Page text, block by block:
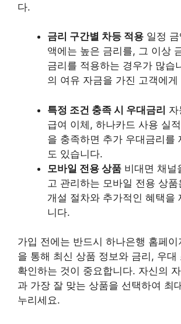
다.
금리 구간별 차등 적용 일정
액에는 높은 금리를, 그 이상
금리를 적용하는 경우가 많습
의 여유 자금을 가진 고객에
특정 조건 충족 시 우대금리
급여 이체, 하나카드 사용 실
을 충족하면 추가 우대금리를
도 있습니다.
모바일 전용 상품 비대면 채널
고 관리하는 모바일 전용 상
개설 절차와 추가적인 혜택을
니다.
가입 전에는 반드시 하나은행 홈페이
을 통해 최신 상품 정보와 금리, 우대
확인하는 것이 중요합니다. 자신의
과 가장 잘 맞는 상품을 선택하여 최
누리세요.